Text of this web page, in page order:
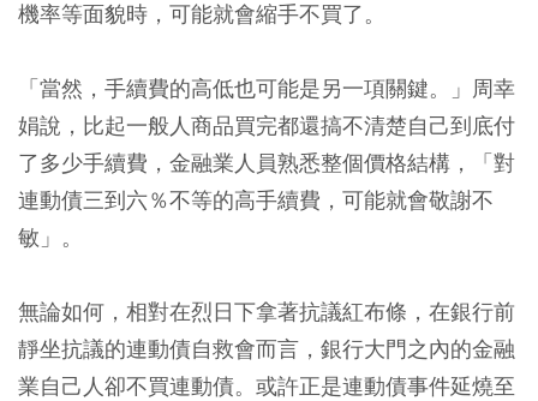
機率等面貌時，可能就會縮手不買了。
「當然，手續費的高低也可能是另一項關鍵。」周幸
娟說，比起一般人商品買完都還搞不清楚自己到底付
了多少手續費，金融業人員熟悉整個價格結構，「對
連動債三到六％不等的高手續費，可能就會敬謝不
敏」。
無論如何，相對在烈日下拿著抗議紅布條，在銀行前
靜坐抗議的連動債自救會而言，銀行大門之內的金融
業自己人卻不買連動債。或許正是連動債事件延燒至